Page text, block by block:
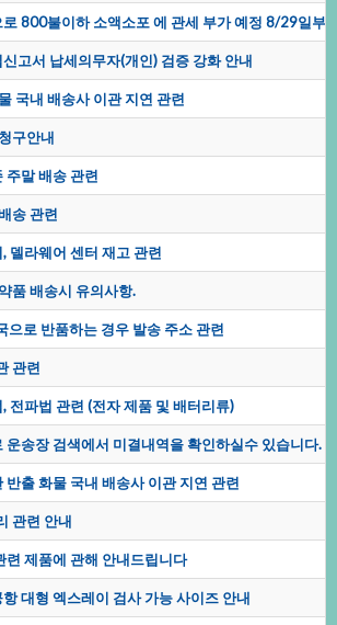
로800불이하소액소포에관세부가예정8/29일부
고서납세의무자(개인)검증강화안내
국내배송사이관지연관련
구안내
주말배송관련
송관련
,델라웨어센터재고관련
품배송시유의사항.
으로반품하는경우발송주소관련
관련
,전파법관련(전자제품및배터리류)
운송장검색에서미결내역을확인하실수있습니다.
반출화물국내배송사이관지연관련
관련안내
련제품에관해안내드립니다
항대형엑스레이검사가능사이즈안내